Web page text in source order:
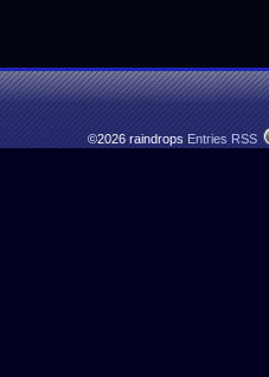
©2026 raindrops Entries RSS